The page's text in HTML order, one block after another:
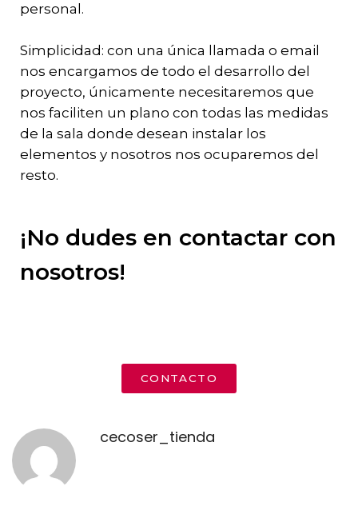
personal.
Simplicidad: con una única llamada o email
nos encargamos de todo el desarrollo del
proyecto, únicamente necesitaremos que
nos faciliten un plano con todas las medidas
de la sala donde desean instalar los
elementos y nosotros nos ocuparemos del
resto.
¡No dudes en contactar con
nosotros!
CONTACTO
cecoser_tienda